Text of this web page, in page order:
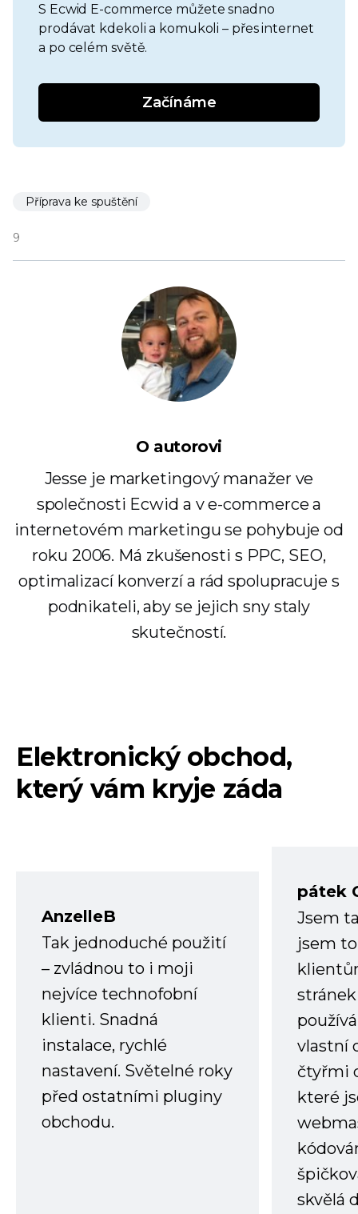
S Ecwid E-commerce můžete snadno
prodávat kdekoli a komukoli – přes internet
a po celém světě.
Začínáme
Příprava ke spuštění
9
O autorovi
Jesse je marketingový manažer ve
společnosti Ecwid a v e-commerce a
internetovém marketingu se pohybuje od
roku 2006. Má zkušenosti s PPC, SEO,
optimalizací konverzí a rád spolupracuje s
podnikateli, aby se jejich sny staly
skutečností.
Elektronický obchod,
který vám kryje záda
AnzelleB
Tak jednoduché použití
– zvládnou to i moji
nejvíce technofobní
klienti. Snadná
instalace, rychlé
nastavení. Světelné roky
před ostatními pluginy
obchodu.
pátek
Jsem
jsem
vlastní
čtyřmi
které
skvělá